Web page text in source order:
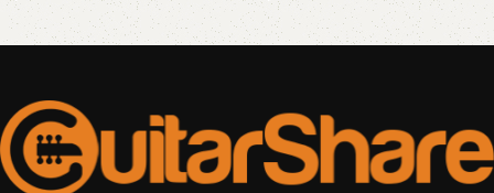
Read More